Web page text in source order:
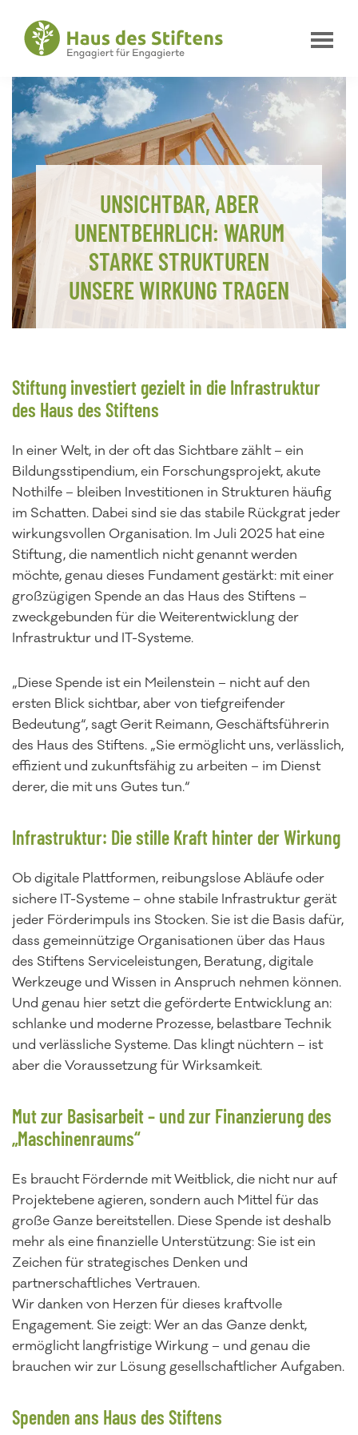
Hauptnavigation
springen
Inhalt
springen
Fußzeile
springen
des
Stiftens
für
Engagierte
UNSICHTBAR, ABER
UNENTBEHRLICH: WARUM
STARKE STRUKTUREN
UNSERE WIRKUNG TRAGEN
Stiftung investiert gezielt in die Infrastruktur
des Haus des Stiftens
In einer Welt, in der oft das Sichtbare zählt – ein
Bildungsstipendium, ein Forschungsprojekt, akute
Nothilfe – bleiben Investitionen in Strukturen häufig
im Schatten. Dabei sind sie das stabile Rückgrat jeder
wirkungsvollen Organisation. Im Juli 2025 hat eine
Stiftung, die namentlich nicht genannt werden
möchte, genau dieses Fundament gestärkt: mit einer
großzügigen Spende an das Haus des Stiftens –
zweckgebunden für die Weiterentwicklung der
Infrastruktur und IT-Systeme.
„Diese Spende ist ein Meilenstein – nicht auf den
ersten Blick sichtbar, aber von tiefgreifender
Bedeutung“, sagt Gerit Reimann, Geschäftsführerin
des Haus des Stiftens. „Sie ermöglicht uns, verlässlich,
effizient und zukunftsfähig zu arbeiten – im Dienst
derer, die mit uns Gutes tun.“
Infrastruktur: Die stille Kraft hinter der Wirkung
Ob digitale Plattformen, reibungslose Abläufe oder
sichere IT-Systeme – ohne stabile Infrastruktur gerät
jeder Förderimpuls ins Stocken. Sie ist die Basis dafür,
dass gemeinnützige Organisationen über das Haus
des Stiftens Serviceleistungen, Beratung, digitale
Werkzeuge und Wissen in Anspruch nehmen können.
Und genau hier setzt die geförderte Entwicklung an:
schlanke und moderne Prozesse, belastbare Technik
und verlässliche Systeme. Das klingt nüchtern – ist
aber die Voraussetzung für Wirksamkeit.
Mut zur Basisarbeit – und zur Finanzierung des
„Maschinenraums“
Es braucht Fördernde mit Weitblick, die nicht nur auf
Projektebene agieren, sondern auch Mittel für das
große Ganze bereitstellen. Diese Spende ist deshalb
mehr als eine finanzielle Unterstützung: Sie ist ein
Zeichen für strategisches Denken und
partnerschaftliches Vertrauen.
Wir danken von Herzen für dieses kraftvolle
Engagement. Sie zeigt: Wer an das Ganze denkt,
ermöglicht langfristige Wirkung – und genau die
brauchen wir zur Lösung gesellschaftlicher Aufgaben.
Spenden ans Haus des Stiftens